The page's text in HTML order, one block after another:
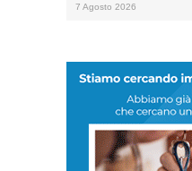
7 Agosto 2026